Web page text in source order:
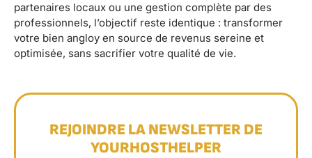
partenaires locaux ou une gestion complète par des
professionnels, l’objectif reste identique : transformer
votre bien angloy en source de revenus sereine et
optimisée, sans sacrifier votre qualité de vie.
REJOINDRE LA NEWSLETTER DE
YOURHOSTHELPER